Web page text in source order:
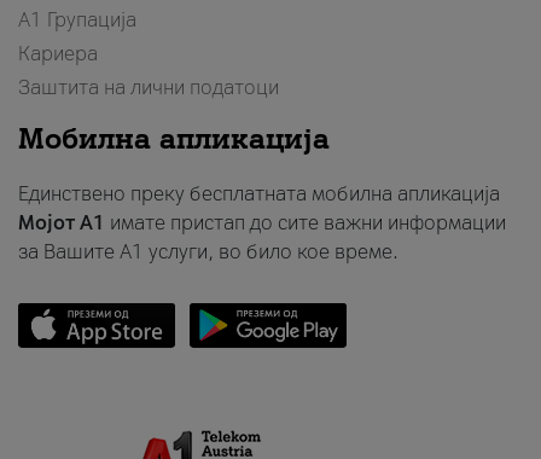
А1 Групација
Кариера
Заштита на лични податоци
Мобилна апликација
Единствено преку бесплатната мобилна апликација
Мојот A1 имате пристап до сите важни информации
за Вашите A1 услуги, во било кое време.